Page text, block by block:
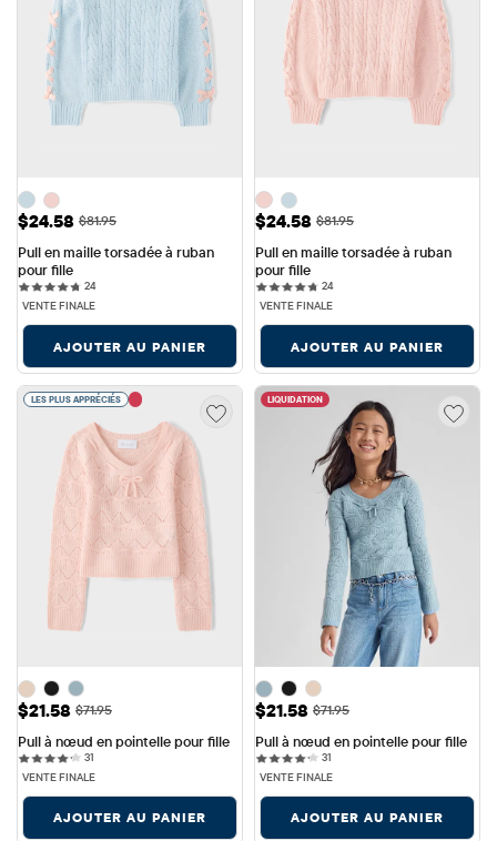
Prix ​​de vente: $24.58
$24.58 Prix ​​d'origine: $81.95
$81.95
Pull en maille torsadée à ruban
pour fille
2424 reviews
VENTE FINALE
AJOUTER AU PANIER
Prix ​​de vente: $24.58
$24.58 Prix ​​d'origine: $81.95
$81.95
Pull en maille torsadée à ruban
pour fille
2424 reviews
VENTE FINALE
AJOUTER AU PANIER
LES PLUS APPRÉCIÉS
Prix ​​de vente: $21.58
$21.58 Prix ​​d'origine: $71.95
$71.95
Pull à nœud en pointelle pour fille
31
VENTE FINALE
AJOUTER AU PANIER
LIQUIDATION
Prix ​​de vente: $21.58
$21.58 Prix ​​d'origine: $71.95
$71.95
Pull à nœud en pointelle pour fille
31
VENTE FINALE
AJOUTER AU PANIER